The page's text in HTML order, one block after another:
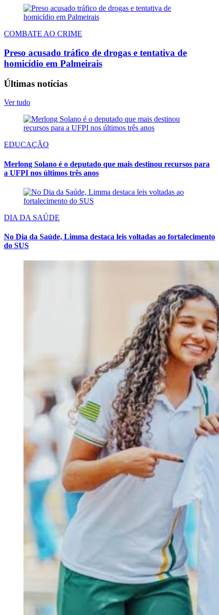
COMBATE AO CRIME
Preso acusado tráfico de drogas e tentativa de
homicídio em Palmeirais
Últimas notícias
Ver tudo
EDUCAÇÃO
Merlong Solano é o deputado que mais destinou recursos para
a UFPI nos últimos três anos
DIA DA SAÚDE
No Dia da Saúde, Limma destaca leis voltadas ao fortalecimento
do SUS